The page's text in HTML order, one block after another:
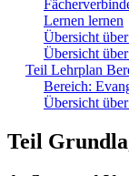
Lernen lernen
Übersicht
Übersicht
Teil Lehrplan
Bereich:
Übersicht
Teil